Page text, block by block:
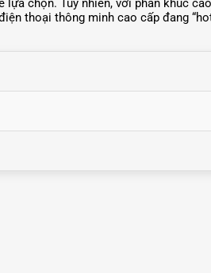
chọn. Tuy nhiên, với phân khúc
thoại thông minh cao cấp đang